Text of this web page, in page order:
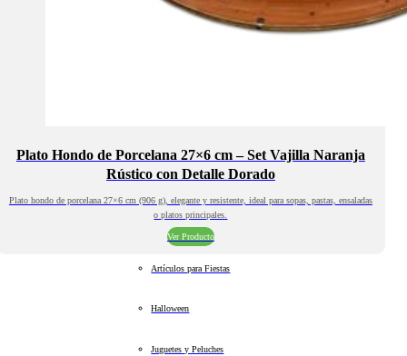
Plato Hondo de Porcelana 27×6 cm – Set Vajilla Naranja
Rústico con Detalle Dorado
Plato hondo de porcelana 27×6 cm (906 g), elegante y resistente, ideal para sopas, pastas, ensaladas
o platos principales.
Ver Producto
Artículos para Fiestas
Halloween
Juguetes y Peluches